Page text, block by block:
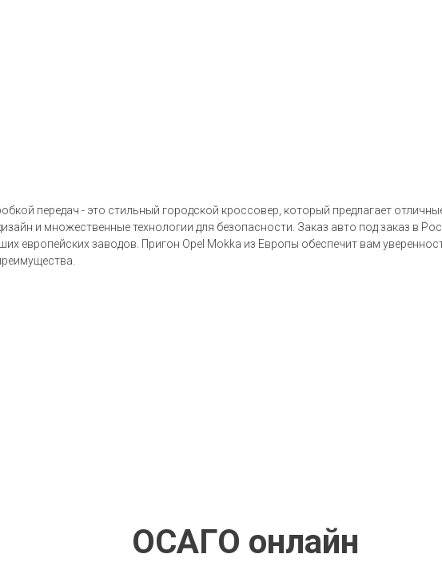
передач - это стильный городской кроссовер, который предлагает
и множественные технологии для безопасности. Заказ авто под заказ в
европейских заводов. Пригон Opel Mokka из Европы обеспечит вам
ОСАГО онлайн